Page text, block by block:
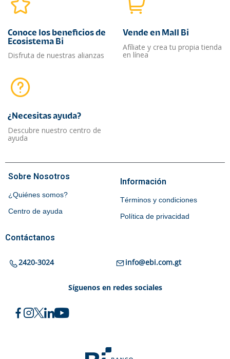
Conoce los beneficios de
Ecosistema Bi
Disfruta de nuestras alianzas
Vende en Mall Bi
Afíliate y crea tu propia tienda
en línea
¿Necesitas ayuda?​
Descubre nuestro centro de
ayuda
Sobre Nosotros
¿Quiénes somos?
Centro de ayuda
Información
Términos y condiciones
Política de privacidad
Contáctanos
2420-3024 info@ebi.com.gt
Síguenos en redes sociales